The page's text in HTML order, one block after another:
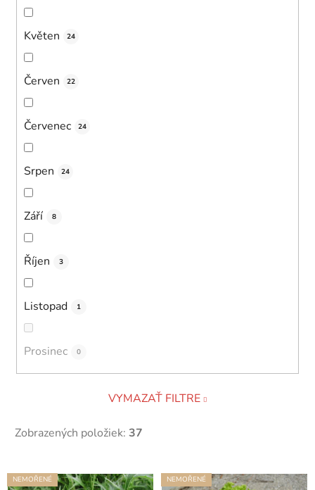
Květen 24
Červen 22
Červenec 24
Srpen 24
Září 8
Říjen 3
Listopad 1
Prosinec 0
VYMAZAŤ FILTRE
Zobrazených položiek: 37
VNEMOŘENÉ NEMOŘENÉ